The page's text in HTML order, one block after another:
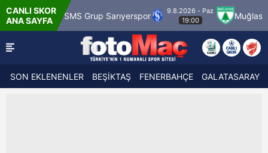
CANLI SKOR
ANA SAYFA
Grup Sarıyerspor
9.8.2026 - Paz
19:00
Muğlaspor Vanspor
SON EKLENENLER BEŞİKTAŞ FENERBAHÇE GALATASARAY